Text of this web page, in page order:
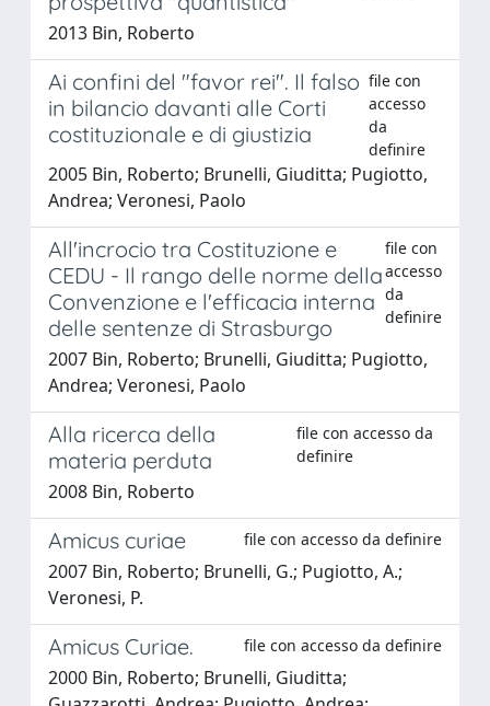
2013 Bin, Roberto
Ai confini del "favor rei". Il falso
in bilancio davanti alle Corti
costituzionale e di giustizia
file con
accesso
da
definire
2005 Bin, Roberto; Brunelli, Giuditta; Pugiotto,
Andrea; Veronesi, Paolo
All'incrocio tra Costituzione e
CEDU - Il rango delle norme della
Convenzione e l'efficacia interna
delle sentenze di Strasburgo
file con
accesso
da
definire
2007 Bin, Roberto; Brunelli, Giuditta; Pugiotto,
Andrea; Veronesi, Paolo
Alla ricerca della
materia perduta
file con accesso da
definire
2008 Bin, Roberto
Amicus curiae file con accesso da definire
2007 Bin, Roberto; Brunelli, G.; Pugiotto, A.;
Veronesi, P.
Amicus Curiae. file con accesso da definire
2000 Bin, Roberto; Brunelli, Giuditta;